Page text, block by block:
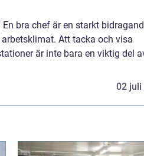
bra chef är en starkt
Att tacka och visa
är inte bara en viktig del
02 juli